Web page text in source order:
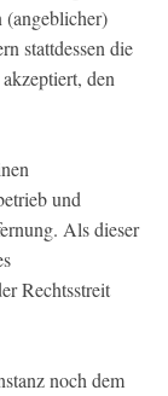
(angeblicher)
stattdessen die
den
und
Als dieser
Rechtsstreit
noch dem